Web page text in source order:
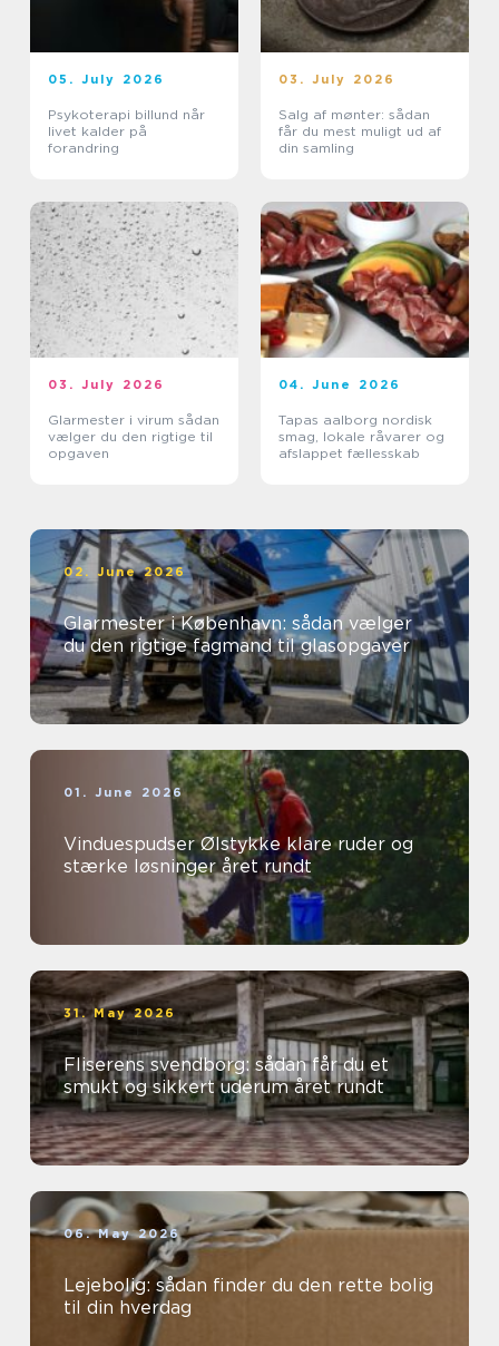
05. July 2026
Psykoterapi billund når
livet kalder på
forandring
03. July 2026
Salg af mønter: sådan
får du mest muligt ud af
din samling
03. July 2026
Glarmester i virum sådan
vælger du den rigtige til
opgaven
04. June 2026
Tapas aalborg nordisk
smag, lokale råvarer og
afslappet fællesskab
02. June 2026
Glarmester i København: sådan vælger
du den rigtige fagmand til glasopgaver
01. June 2026
Vinduespudser Ølstykke klare ruder og
stærke løsninger året rundt
31. May 2026
Fliserens svendborg: sådan får du et
smukt og sikkert uderum året rundt
06. May 2026
Lejebolig: sådan finder du den rette bolig
til din hverdag